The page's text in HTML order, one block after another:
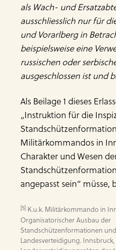
als Wach- und
ausschliesslich nur für
und Vorarlberg in
beispielsweise eine
russischen oder
ausgeschlossen ist und
Als Beilage 1 dieses
„Instruktion für die
Militärkommandos in
Charakter und Wesen
angepasst sein“ müsse,
[5] K.u.k. Militärkommando in
Organisatorischer Ausbau der
Standschützenformationen
Landesverteidigung. Innsbruck,